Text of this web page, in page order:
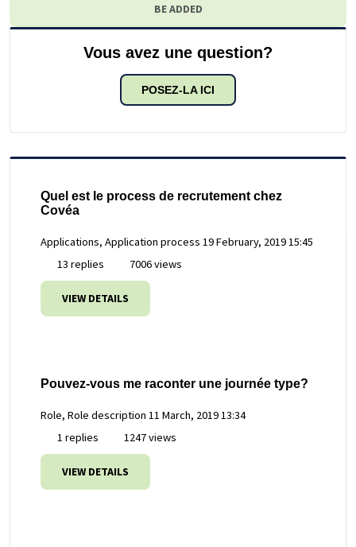
BE ADDED
Vous avez une question?
POSEZ-LA ICI
Quel est le process de recrutement chez
Covéa
Applications, Application process 19 February, 2019 15:45
13 replies
7006 views
VIEW DETAILS
Pouvez-vous me raconter une journée type?
Role, Role description 11 March, 2019 13:34
1 replies
1247 views
VIEW DETAILS